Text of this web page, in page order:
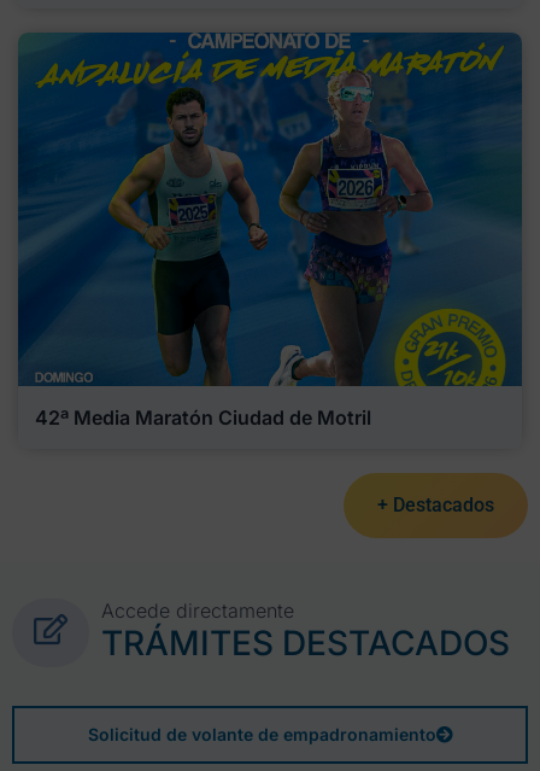
42ª Media Maratón Ciudad de Motril
+ Destacados
Accede directamente
TRÁMITES DESTACADOS
Solicitud de volante de empadronamiento